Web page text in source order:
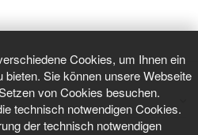
Cookies, um Ihnen ein
Sie können unsere Webseite
von Cookies besuchen.
technisch notwendigen Cookies.
der technisch notwendigen